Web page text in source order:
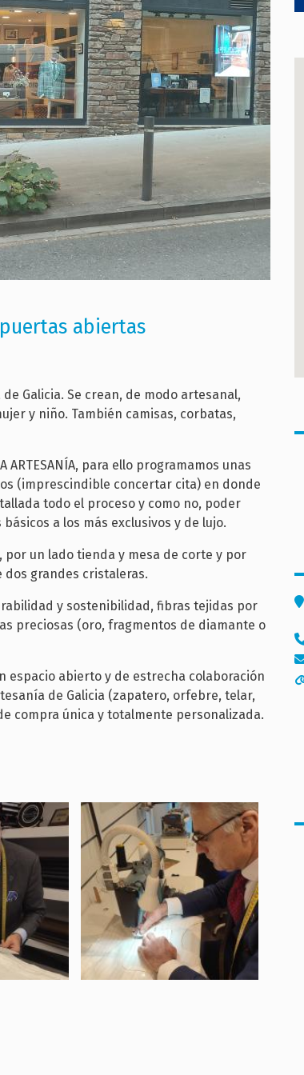
abiertas
Galicia. Se crean, de modo artesanal,
y niño. También camisas, corbatas,
ARTESANÍA, para ello programamos unas
(imprescindible concertar cita) en donde
todo el proceso y como no, poder
a los más exclusivos y de lujo.
un lado tienda y mesa de corte y por
grandes cristaleras.
y sostenibilidad, fibras tejidas por
preciosas (oro, fragmentos de diamante o
espacio abierto y de estrecha colaboración
de Galicia (zapatero, orfebre, telar,
compra única y totalmente personalizada.